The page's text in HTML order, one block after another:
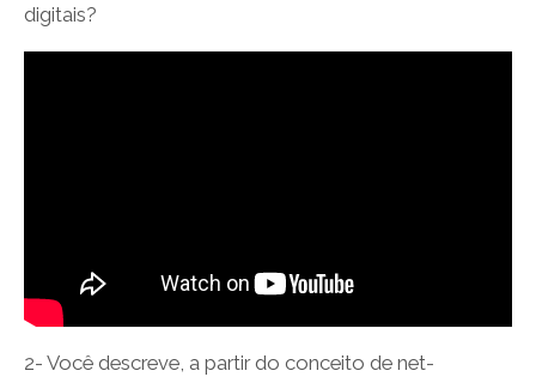
digitais?
2- Você descreve, a partir do conceito de net-